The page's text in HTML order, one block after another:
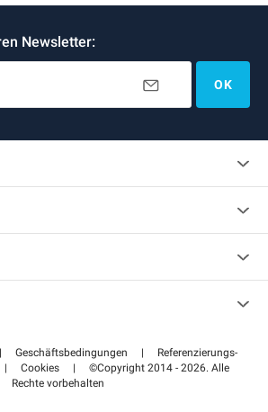
Newsletter:
OK
zugreifen
FLOW
| Geschäftsbedingungen |
Referenzierungs-
| Cookies |
©Copyright 2014 - 2026. Alle
Rechte vorbehalten